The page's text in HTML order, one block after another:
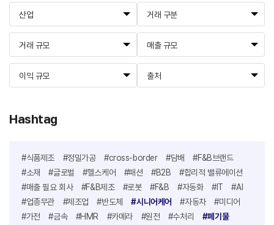
산업 거래 구분
거래 규모 매출 규모
이익 규모 출처
Hashtag
#식품제조 #정밀가공 #cross-border #담배
#F&B브랜드
#소재
#글로벌 #헬스케어 #패션 #B2B
#합리적 밸류에이션
#매출 필요 회사
#F&B제조 #로봇 #F&B #자동화 #IT
#AI
#업종무관
#제조업 #반도체 #시니어케어 #자동차
#미디어
#가전
#금속 #HMR #카메라 #원전 #수처리
#폐기물